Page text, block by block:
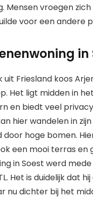
Mensen vroegen
voor een andere
Friesland koos
Het ligt midden in
en biedt veel
hier wandelen in
door hoge bomen.
een mooi terras
in Soest werd
Het is duidelijk dat
nu dichter bij het